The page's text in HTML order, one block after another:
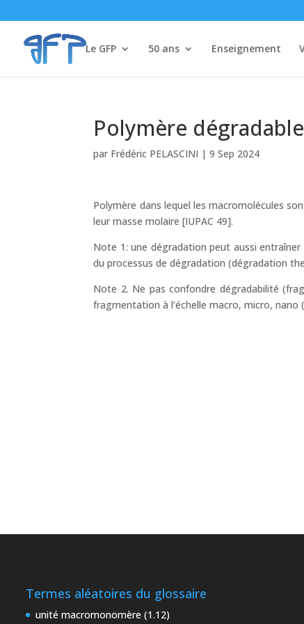
Le GFP 50 ans Enseignement
Polymère dégradable
par Frédéric PELASCINI |9 Sep 2024
Polymère dans lequel les macromolécules
leur masse molaire [IUPAC 49].
Note 1: une dégradation peut aussi
du processus de dégradation (dégradation
Note 2. Ne pas confondre dégradabilité
fragmentation à l’échelle macro, micro,
Termes aléatoires du glossaire
unité macromonomère (1.12)